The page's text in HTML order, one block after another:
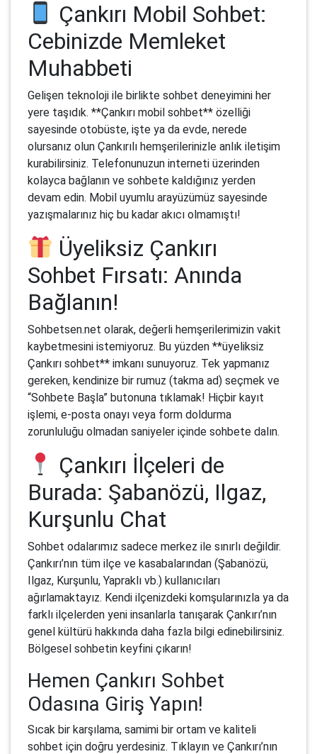
Çankırı Mobil Sohbet:
Cebinizde Memleket
Muhabbeti
Gelişen teknoloji ile birlikte sohbet deneyimini her
yere taşıdık. **Çankırı mobil sohbet** özelliği
sayesinde otobüste, işte ya da evde, nerede
olursanız olun Çankırılı hemşerilerinizle anlık iletişim
kurabilirsiniz. Telefonunuzun interneti üzerinden
kolayca bağlanın ve sohbete kaldığınız yerden
devam edin. Mobil uyumlu arayüzümüz sayesinde
yazışmalarınız hiç bu kadar akıcı olmamıştı!
Üyeliksiz Çankırı
Sohbet Fırsatı: Anında
Bağlanın!
Sohbetsen.net olarak, değerli hemşerilerimizin vakit
kaybetmesini istemiyoruz. Bu yüzden **üyeliksiz
Çankırı sohbet** imkanı sunuyoruz. Tek yapmanız
gereken, kendinize bir rumuz (takma ad) seçmek ve
“Sohbete Başla” butonuna tıklamak! Hiçbir kayıt
işlemi, e-posta onayı veya form doldurma
zorunluluğu olmadan saniyeler içinde sohbete dalın.
Çankırı İlçeleri de
Burada: Şabanözü, Ilgaz,
Kurşunlu Chat
Sohbet odalarımız sadece merkez ile sınırlı değildir.
Çankırı’nın tüm ilçe ve kasabalarından (Şabanözü,
Ilgaz, Kurşunlu, Yapraklı vb.) kullanıcıları
ağırlamaktayız. Kendi ilçenizdeki komşularınızla ya da
farklı ilçelerden yeni insanlarla tanışarak Çankırı’nın
genel kültürü hakkında daha fazla bilgi edinebilirsiniz.
Bölgesel sohbetin keyfini çıkarın!
Hemen Çankırı Sohbet
Odasına Giriş Yapın!
Sıcak bir karşılama, samimi bir ortam ve kaliteli
sohbet için doğru yerdesiniz. Tıklayın ve Çankırı’nın